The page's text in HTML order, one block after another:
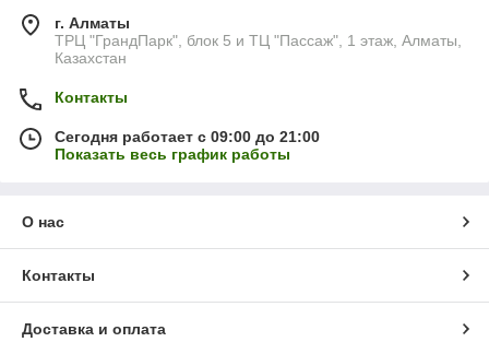
г. Алматы
ТРЦ "ГрандПарк", блок 5 и ТЦ "Пассаж", 1 этаж, Алматы,
Казахстан
Контакты
Сегодня работает с 09:00 до 21:00
Показать весь график работы
О нас
Контакты
Доставка и оплата